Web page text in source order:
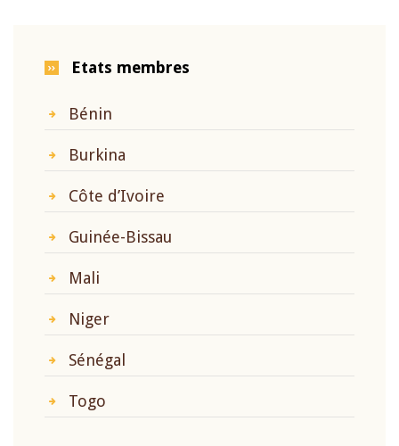
Etats membres
Bénin
Burkina
Côte d’Ivoire
Guinée-Bissau
Mali
Niger
Sénégal
Togo